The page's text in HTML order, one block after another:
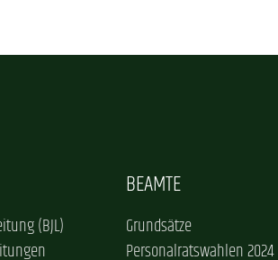
(BJL)
BEAMTE
Grundsätze
Personalratswahlen 2024